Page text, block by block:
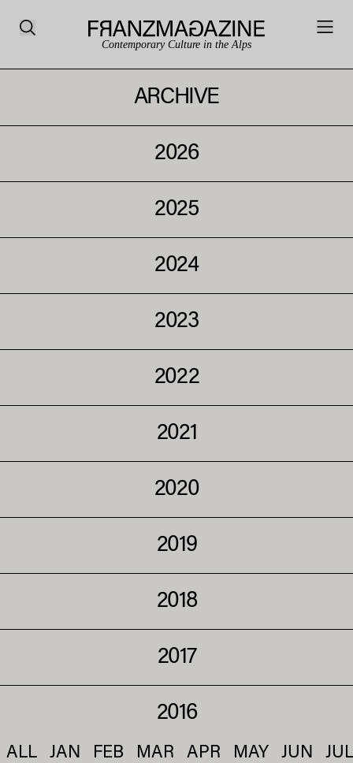
Contemporary Culture in the Alps
ARCHIVE
2026
2025
2024
2023
2022
2021
2020
2019
2018
2017
2016
ALL JAN FEB MAR APR MAY JUN JUL